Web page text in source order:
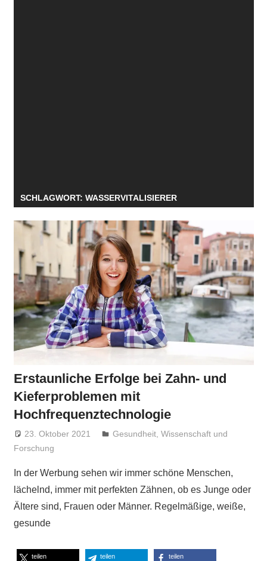
SCHLAGWORT: WASSERVITALISIERER
Erstaunliche Erfolge bei Zahn- und
Kieferproblemen mit
Hochfrequenztechnologie
23. Oktober 2021 Niki Vogt
Gesundheit,Wissenschaft und
Forschung
In der Werbung sehen wir immer schöne Menschen,
lächelnd, immer mit perfekten Zähnen, ob es Junge oder
Ältere sind, Frauen oder Männer. Regelmäßige, weiße,
gesunde
teilen teilen teilen